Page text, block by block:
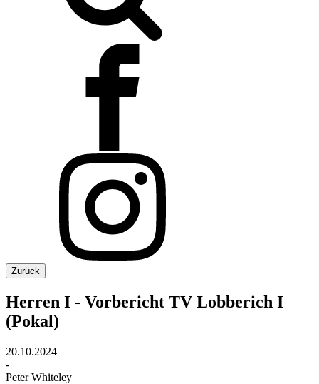
Zurück
Herren I - Vorbericht TV Lobberich I
(Pokal)
20.10.2024
-
Peter Whiteley